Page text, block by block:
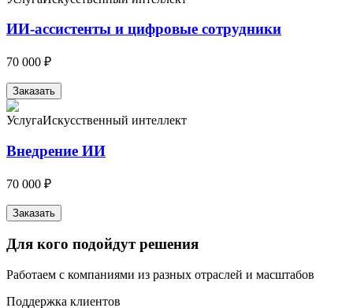
ИИ-ассистенты и цифровые сотрудники
70 000 ₽
Заказать
УслугаИскусственный интеллект
Внедрение ИИ
70 000 ₽
Заказать
Для кого подойдут решения
Работаем с компаниями из разных отраслей и масштабов
Поддержка клиентов